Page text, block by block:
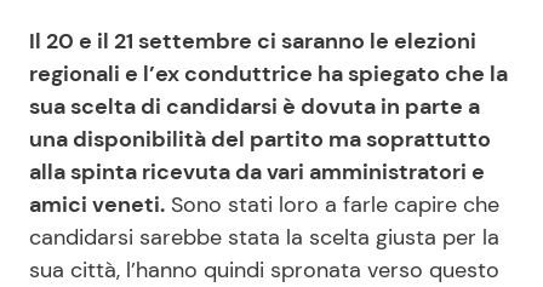
Il 20 e il 21 settembre ci saranno le elezioni
regionali e l’ex conduttrice ha spiegato che la
sua scelta di candidarsi è dovuta in parte a
una disponibilità del partito ma soprattutto
alla spinta ricevuta da vari amministratori e
amici veneti. Sono stati loro a farle capire che
candidarsi sarebbe stata la scelta giusta per la
sua città, l’hanno quindi spronata verso questo